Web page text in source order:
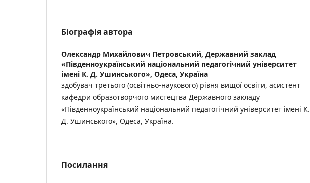
Біографія автора
Олександр Михайлович Петровський, Державний заклад
«Південноукраїнський національний педагогічний університет
імені К. Д. Ушинського», Одеса, Україна
здобувач третього (освітньо-наукового) рівня вищої освіти, асистент
кафедри образотворчого мистецтва Державного закладу
«Південноукраїнський національний педагогічний університет імені К.
Д. Ушинського», Одеса, Україна.
Посилання